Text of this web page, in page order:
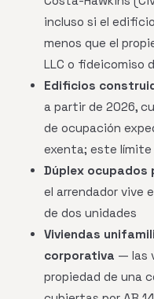
incluso si el
menos que el
LLC o fideicomiso
Edificios
a partir de 2026,
de ocupación
exenta; este límite
Dúplex
el arrendador vive
de dos unidades
Viviendas
corporativa — las
propiedad de una